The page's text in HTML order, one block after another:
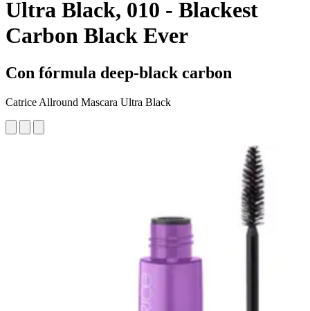
Ultra Black, 010 - Blackest
Carbon Black Ever
Con fórmula deep-black carbon
Catrice Allround Mascara Ultra Black